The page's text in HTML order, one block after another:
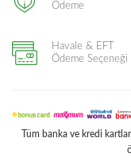
Ödeme
Havale & EFT
Ödeme Seçeneği
Tüm banka ve kredi